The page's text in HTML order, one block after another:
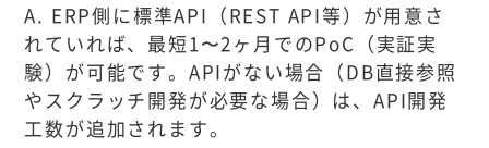
A. ERP側に標準API（REST API等）が用意さ
れていれば、最短1〜2ヶ月でのPoC（実証実
験）が可能です。APIがない場合（DB直接参照
やスクラッチ開発が必要な場合）は、API開発
工数が追加されます。